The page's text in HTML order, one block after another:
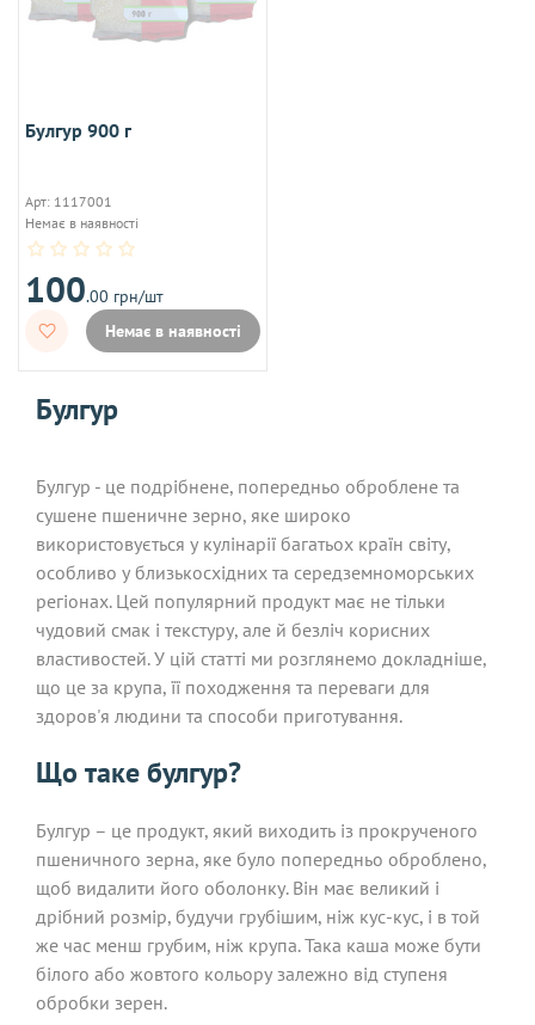
Булгур 900 г
Арт: 1117001
Немає в наявності
100.00 грн/шт
Немає в наявності
Булгур
Булгур - це подрібнене, попередньо оброблене та
сушене пшеничне зерно, яке широко
використовується у кулінарії багатьох країн світу,
особливо у близькосхідних та середземноморських
регіонах. Цей популярний продукт має не тільки
чудовий смак і текстуру, але й безліч корисних
властивостей. У цій статті ми розглянемо докладніше,
що це за крупа, її походження та переваги для
здоров'я людини та способи приготування.
Що таке булгур?
Булгур – це продукт, який виходить із прокрученого
пшеничного зерна, яке було попередньо оброблено,
щоб видалити його оболонку. Він має великий і
дрібний розмір, будучи грубішим, ніж кус-кус, і в той
же час менш грубим, ніж крупа. Така каша може бути
білого або жовтого кольору залежно від ступеня
обробки зерен.